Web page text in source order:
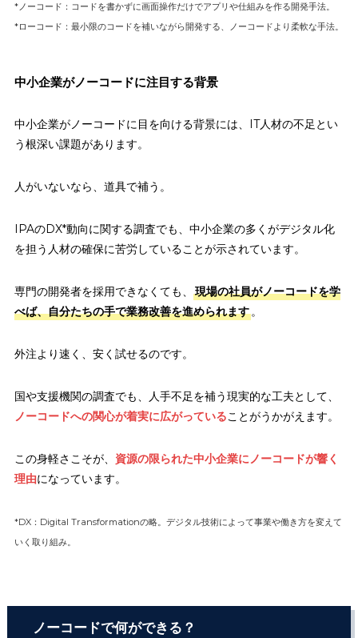
*ノーコード：コードを書かずに画面操作だけでアプリや仕組みを作る開発手法。
*ローコード：最小限のコードを補いながら開発する、ノーコードより柔軟な手法。
中小企業がノーコードに注目する背景
中小企業がノーコードに目を向ける背景には、IT人材の不足とい
う根深い課題があります。
人がいないなら、道具で補う。
IPAのDX*動向に関する調査でも、中小企業の多くがデジタル化
を担う人材の確保に苦労していることが示されています。
専門の開発者を採用できなくても、
現場の社員がノーコードを学
べば、自分たちの手で業務改善を進められます。
外注より速く、安く試せるのです。
国や支援機関の調査でも、人手不足を補う現実的な工夫として、
ノーコードへの関心が着実に広がっていることがうかがえます。
この身軽さこそが、 資源の限られた中小企業にノーコードが響く
理由になっています。
*DX：Digital Transformationの略。デジタル技術によって事業や働き方を変えて
いく取り組み。
ノーコードで何ができる？